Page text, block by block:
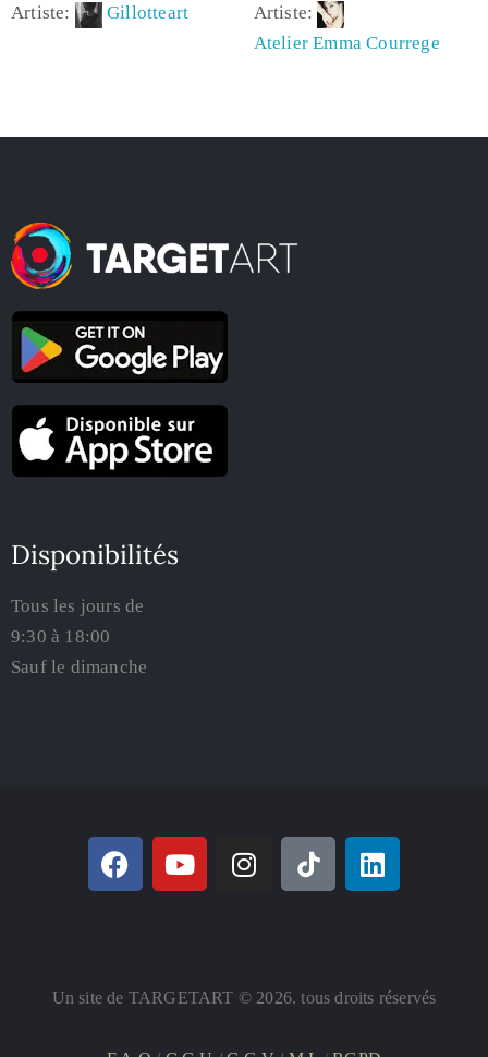
Artiste:
Gillotteart
Artiste:
Atelier Emma Courrege
Disponibilités
Tous les jours de
9:30 à 18:00
Sauf le dimanche
Un site de TARGETART © 2026. tous droits réservés